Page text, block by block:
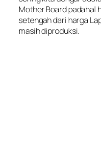
Mother Board padahal
setengah dari harga
masih diproduksi.